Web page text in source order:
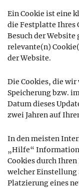
Ein Cookie ist eine
die Festplatte Ihres
Besuch der
relevante(n)
der Website.
Die Cookies, die wir
Speicherung bzw.
Datum dieses
zwei Jahren auf
In den meisten
„Hilfe“
Cookies durch
welcher Einstellung
Platzierung eines